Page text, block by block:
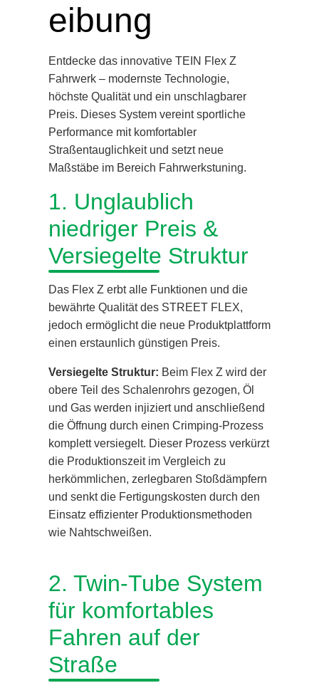
eibung
Entdecke das innovative TEIN Flex Z
Fahrwerk – modernste Technologie,
höchste Qualität und ein unschlagbarer
Preis. Dieses System vereint sportliche
Performance mit komfortabler
Straßentauglichkeit und setzt neue
Maßstäbe im Bereich Fahrwerkstuning.
1. Unglaublich
niedriger Preis &
Versiegelte Struktur
Das Flex Z erbt alle Funktionen und die
bewährte Qualität des STREET FLEX,
jedoch ermöglicht die neue Produktplattform
einen erstaunlich günstigen Preis.
Versiegelte Struktur: Beim Flex Z wird der
obere Teil des Schalenrohrs gezogen, Öl
und Gas werden injiziert und anschließend
die Öffnung durch einen Crimping-Prozess
komplett versiegelt. Dieser Prozess verkürzt
die Produktionszeit im Vergleich zu
herkömmlichen, zerlegbaren Stoßdämpfern
und senkt die Fertigungskosten durch den
Einsatz effizienter Produktionsmethoden
wie Nahtschweißen.
2. Twin-Tube System
für komfortables
Fahren auf der
Straße